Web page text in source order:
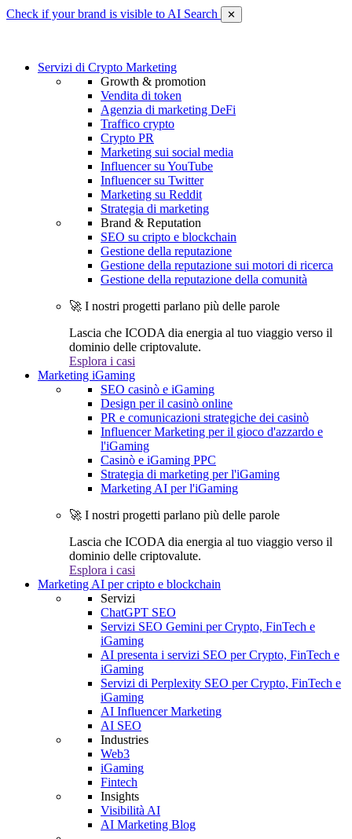
Check if your brand is visible to AI Search ✕
Servizi di Crypto Marketing
Growth & promotion
Vendita di token
Agenzia di marketing DeFi
Traffico crypto
Crypto PR
Marketing sui social media
Influencer su YouTube
Influencer su Twitter
Marketing su Reddit
Strategia di marketing
Brand & Reputation
SEO su cripto e blockchain
Gestione della reputazione
Gestione della reputazione sui motori di ricerca
Gestione della reputazione della comunità
🚀 I nostri progetti parlano più delle parole
Lascia che ICODA dia energia al tuo viaggio verso il
dominio delle criptovalute.
Esplora i casi
Marketing iGaming
SEO casinò e iGaming
Design per il casinò online
PR e comunicazioni strategiche dei casinò
Influencer Marketing per il gioco d'azzardo e
l'iGaming
Casinò e iGaming PPC
Strategia di marketing per l'iGaming
Marketing AI per l'iGaming
🚀 I nostri progetti parlano più delle parole
Lascia che ICODA dia energia al tuo viaggio verso il
dominio delle criptovalute.
Esplora i casi
Marketing AI per cripto e blockchain
Servizi
ChatGPT SEO
Servizi SEO Gemini per Crypto, FinTech e
iGaming
AI presenta i servizi SEO per Crypto, FinTech e
iGaming
Servizi di Perplexity SEO per Crypto, FinTech e
iGaming
AI Influencer Marketing
AI SEO
Industries
Web3
iGaming
Fintech
Insights
Visibilità AI
AI Marketing Blog